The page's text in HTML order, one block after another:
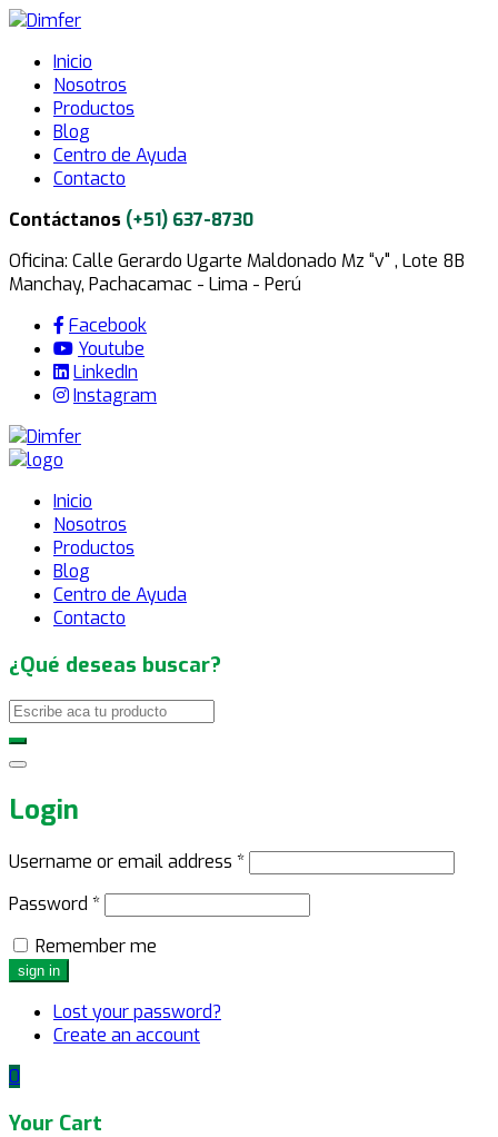
Inicio
Nosotros
Productos
Blog
Centro de Ayuda
Contacto
Contáctanos (+51) 637-8730
Oficina: Calle Gerardo Ugarte Maldonado Mz “v" , Lote 8B
Manchay, Pachacamac - Lima - Perú
Facebook
Youtube
LinkedIn
Instagram
Inicio
Nosotros
Productos
Blog
Centro de Ayuda
Contacto
¿Qué deseas buscar?
Login
Username or email address *
Password *
Remember me
Lost your password?
Create an account
0
Your Cart